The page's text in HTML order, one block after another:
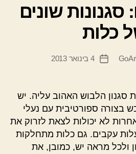
סגנונות שונים
כלות
תאריך
4 בינואר 2013
סגנון הלבוש האהוב עליה. יש
בצורה ספורטיבית עם נעלי
לא יכולות לצאת לזרוק את
עקבים. גם כלות מתחלקות
ולכל מראה יש, כמובן, את